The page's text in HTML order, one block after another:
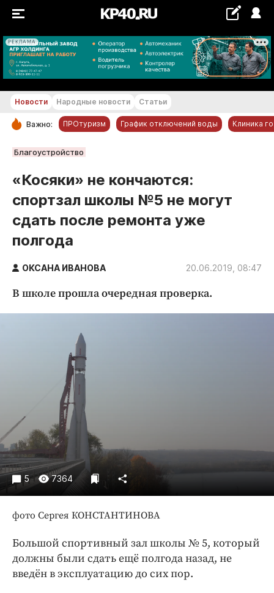
РЕКЛАМА
+25...+26 °С
РУБРИКИ
Статьи
Народные новости
Авто и транспорт
Благоустройство
Культура
Образование
Общество
Погода
Праздники
Происшествия
Спорт
Экономика и бизнес
ПРОЕКТЫ
Блоги
Издания
Интересное чтиво
Клиника года
Новости Народные новости Статьи
Важно: ПРОтуризм График отключений воды Клиника
Благоустройство
«Косяки» не кончаются:
спортзал школы №5 не могут
сдать после ремонта уже
полгода
ОКСАНА ИВАНОВА 20.06.2019, 08:47
В школе прошла очередная проверка.
5 7364
фото Сергея КОНСТАНТИНОВА
Большой спортивный зал школы № 5, который
должны были сдать ещё полгода назад, не
введён в эксплуатацию до сих пор.